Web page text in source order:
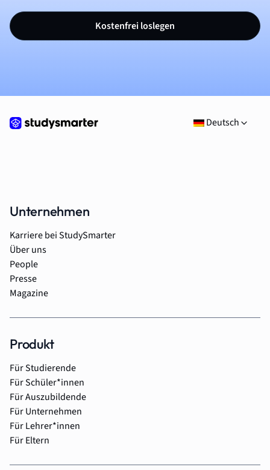
Kostenfrei loslegen
Deutsch
Unternehmen
Karriere bei StudySmarter
Über uns
People
Presse
Magazine
Produkt
Für Studierende
Für Schüler*innen
Für Auszubildende
Für Unternehmen
Für Lehrer*innen
Für Eltern